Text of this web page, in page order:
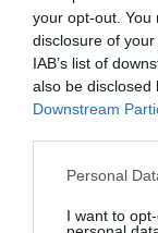
your opt-out. You
disclosure of
IAB’s list of
also be disclosed
Downstream
Personal
I want to
Donald Trump
Air Force One
cabine du